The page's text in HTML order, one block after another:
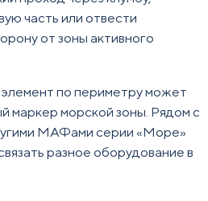
часть или отвести
от зоны активного
по периметру может
маркер морской зоны. Рядом с
МАФами серии «Море»
разное оборудование в